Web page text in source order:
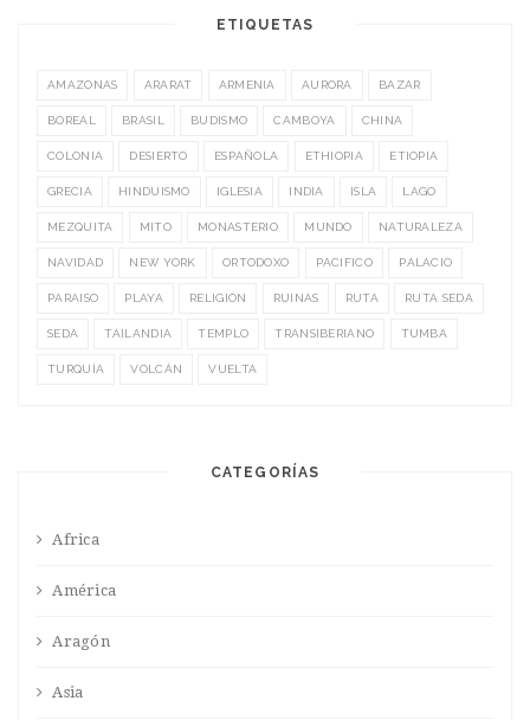
ETIQUETAS
AMAZONAS ARARAT ARMENIA AURORA BAZAR
BOREAL BRASIL BUDISMO CAMBOYA CHINA
COLONIA DESIERTO ESPAÑOLA ETHIOPIA ETIOPIA
GRECIA HINDUISMO IGLESIA INDIA ISLA LAGO
MEZQUITA MITO MONASTERIO MUNDO NATURALEZA
NAVIDAD NEW YORK ORTODOXO PACIFICO PALACIO
PARAISO PLAYA RELIGIÓN RUINAS RUTA RUTA SEDA
SEDA TAILANDIA TEMPLO TRANSIBERIANO TUMBA
TURQUÍA VOLCÁN VUELTA
CATEGORÍAS
Africa
América
Aragón
Asia